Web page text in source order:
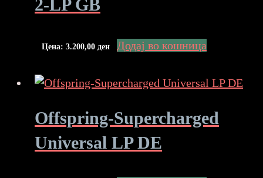
2-LP GB
Цена: 3.200,00 ден Додај во кошница
Offspring-Supercharged
Universal LP DE